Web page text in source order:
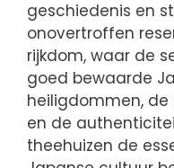
geschiedenis en
onovertroffen
rijkdom, waar de
goed bewaarde
heiligdommen,
en de
theehuizen de